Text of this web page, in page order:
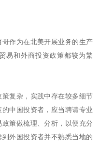
作为在北美开展业务的生产
易和外商投资政策都较为繁
复杂，实践中存在较多细节
中国投资者，应当聘请专业
策做梳理、分析，以便充分
外国投资者并不熟悉当地的